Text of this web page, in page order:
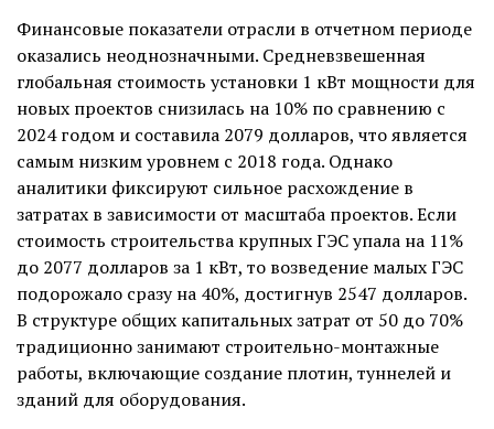
Финансовые показатели отрасли в отчетном периоде
оказались неоднозначными. Средневзвешенная
глобальная стоимость установки 1 кВт мощности для
новых проектов снизилась на 10% по сравнению с
2024 годом и составила 2079 долларов, что является
самым низким уровнем с 2018 года. Однако
аналитики фиксируют сильное расхождение в
затратах в зависимости от масштаба проектов. Если
стоимость строительства крупных ГЭС упала на 11%
до 2077 долларов за 1 кВт, то возведение малых ГЭС
подорожало сразу на 40%, достигнув 2547 долларов.
В структуре общих капитальных затрат от 50 до 70%
традиционно занимают строительно-монтажные
работы, включающие создание плотин, туннелей и
зданий для оборудования.